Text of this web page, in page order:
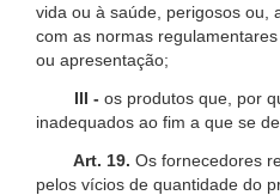
vida ou à saúde, perigosos ou,
com as normas
ou apresentação;
III - os produtos que, por
inadequados ao fim a que se
Art. 19. Os fornecedores
pelos vícios de quantidade do